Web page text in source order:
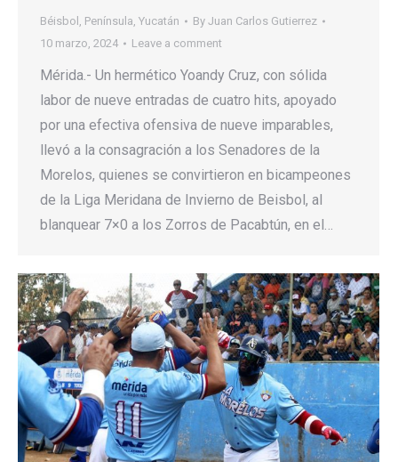
Béisbol , Península, Yucatán By Juan Carlos Gutierrez
10 marzo, 2024
Leave a comment
Mérida.- Un hermético Yoandy Cruz, con sólida
labor de nueve entradas de cuatro hits, apoyado
por una efectiva ofensiva de nueve imparables,
llevó a la consagración a los Senadores de la
Morelos, quienes se convirtieron en bicampeones
de la Liga Meridana de Invierno de Beisbol, al
blanquear 7×0 a los Zorros de Pacabtún, en el…